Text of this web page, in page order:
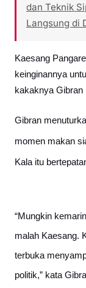
dan Teknik
Langsung di
Kaesang
keinginannya
kakaknya Gibran
Gibran
momen makan
Kala itu
“Mungkin
malah Kaesang.
terbuka
politik,” kata